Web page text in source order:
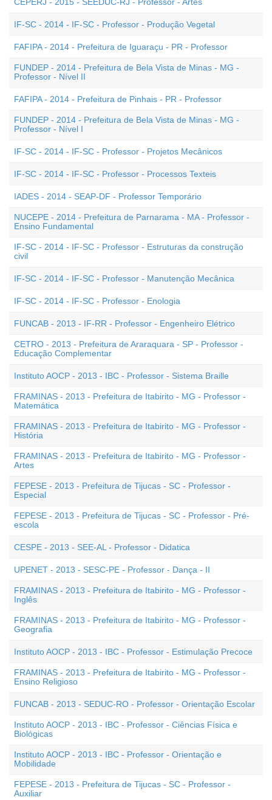
IF-SC - 2014 - IF-SC - Professor - Produção Vegetal
FAFIPA - 2014 - Prefeitura de Iguaraçu - PR - Professor
FUNDEP - 2014 - Prefeitura de Bela Vista de Minas - MG -
Professor - Nível II
FAFIPA - 2014 - Prefeitura de Pinhais - PR - Professor
FUNDEP - 2014 - Prefeitura de Bela Vista de Minas - MG -
Professor - Nível I
IF-SC - 2014 - IF-SC - Professor - Projetos Mecânicos
IF-SC - 2014 - IF-SC - Professor - Processos Texteis
IADES - 2014 - SEAP-DF - Professor Temporário
NUCEPE - 2014 - Prefeitura de Parnarama - MA - Professor -
Ensino Fundamental
IF-SC - 2014 - IF-SC - Professor - Estruturas da construção
civil
IF-SC - 2014 - IF-SC - Professor - Manutenção Mecânica
IF-SC - 2014 - IF-SC - Professor - Enologia
FUNCAB - 2013 - IF-RR - Professor - Engenheiro Elétrico
CETRO - 2013 - Prefeitura de Araraquara - SP - Professor -
Educação Complementar
Instituto AOCP - 2013 - IBC - Professor - Sistema Braille
FRAMINAS - 2013 - Prefeitura de Itabirito - MG - Professor -
Matemática
FRAMINAS - 2013 - Prefeitura de Itabirito - MG - Professor -
História
FRAMINAS - 2013 - Prefeitura de Itabirito - MG - Professor -
Artes
FEPESE - 2013 - Prefeitura de Tijucas - SC - Professor -
Especial
FEPESE - 2013 - Prefeitura de Tijucas - SC - Professor - Pré-
escola
CESPE - 2013 - SEE-AL - Professor - Didatica
UPENET - 2013 - SESC-PE - Professor - Dança - II
FRAMINAS - 2013 - Prefeitura de Itabirito - MG - Professor -
Inglês
FRAMINAS - 2013 - Prefeitura de Itabirito - MG - Professor -
Geografia
Instituto AOCP - 2013 - IBC - Professor - Estimulação Precoce
FRAMINAS - 2013 - Prefeitura de Itabirito - MG - Professor -
Ensino Religioso
FUNCAB - 2013 - SEDUC-RO - Professor - Orientação Escolar
Instituto AOCP - 2013 - IBC - Professor - Ciências Física e
Biológicas
Instituto AOCP - 2013 - IBC - Professor - Orientação e
Mobilidade
FEPESE - 2013 - Prefeitura de Tijucas - SC - Professor -
Auxiliar